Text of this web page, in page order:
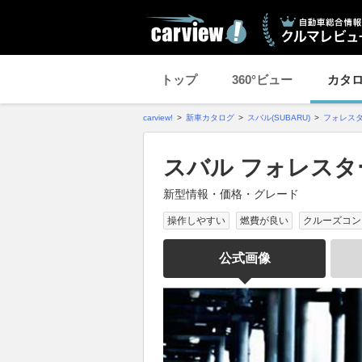
トップ 360°ビュー カタ
carview! 新車カタログ スバル(SUBARU) フォレス
スバル フォレス
新型情報・価格・グレード
操作しやすい 燃費が良い クルーズコ
公式画像